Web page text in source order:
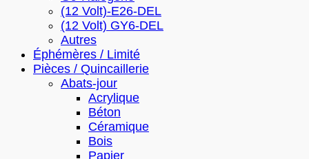
(12 Volt)-E26-DEL
(12 Volt) GY6-DEL
Autres
Éphémères / Limité
Pièces / Quincaillerie
Abats-jour
Acrylique
Béton
Céramique
Bois
Papier